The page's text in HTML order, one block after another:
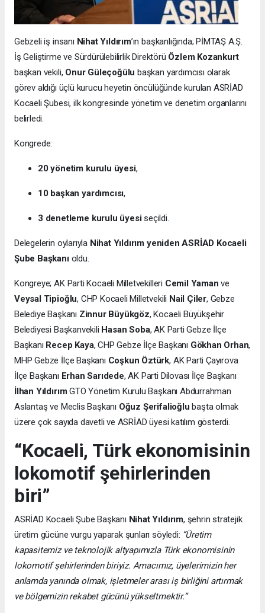
Gebzeli iş insanı Nihat Yıldırım’ın başkanlığında; PİMTAŞ A.Ş.
İş Geliştirme ve Sürdürülebilirlik Direktörü Özlem Kozankurt
başkan vekili, Onur Güleçoğülu başkan yardımcısı olarak
görev aldığı üçlü kurucu heyetin öncülüğünde kurulan ASRİAD
Kocaeli Şubesi, ilk kongresinde yönetim ve denetim organlarını
belirledi.
Kongrede:
20 yönetim kurulu üyesi,
10 başkan yardımcısı,
3 denetleme kurulu üyesiseçildi.
Delegelerin oylarıyla Nihat Yıldırım yeniden ASRİAD Kocaeli
Şube Başkanıoldu.
Kongreye; AK Parti Kocaeli Milletvekilleri Cemil Yaman ve
Veysal Tipioğlu, CHP Kocaeli Milletvekili Nail Çiler, Gebze
Belediye Başkanı Zinnur Büyükgöz, Kocaeli Büyükşehir
Belediyesi Başkanvekili Hasan Soba, AK Parti Gebze İlçe
Başkanı Recep Kaya, CHP Gebze İlçe Başkanı Gökhan Orhan,
MHP Gebze İlçe Başkanı Coşkun Öztürk, AK Parti Çayırova
İlçe Başkanı Erhan Sarıdede, AK Parti Dilovası İlçe Başkanı
İlhan YıldırımGTO Yönetim Kurulu Başkanı Abdurrahman
Aslantaş ve Meclis Başkanı Oğuz Şerifalioğlu başta olmak
üzere çok sayıda davetli ve ASRİAD üyesi katılım gösterdi.
“Kocaeli, Türk ekonomisinin
lokomotif şehirlerinden
biri”
ASRİAD Kocaeli Şube Başkanı Nihat Yıldırım, şehrin stratejik
üretim gücüne vurgu yaparak şunları söyledi: “Üretim
kapasitemiz ve teknolojik altyapımızla Türk ekonomisinin
lokomotif şehirlerinden biriyiz. Amacımız, üyelerimizin her
anlamda yanında olmak, işletmeler arası iş birliğini artırmak
ve bölgemizin rekabet gücünü yükseltmektir.”